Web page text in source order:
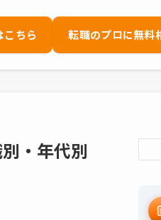
こちら 転職のプロに無料
・年代別